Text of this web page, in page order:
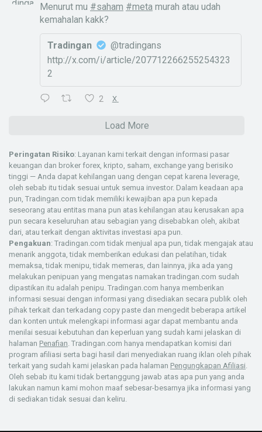
Menurut mu #saham #meta murah atau udah
kemahalan kakk?
Tradingan
@tradingans
http://x.com/i/article/207712266255254323
2
2 X
Load More
Peringatan Risiko: Layanan kami terkait dengan informasi pasar
keuangan dan broker forex, kripto, saham, exchange yang berisiko
tinggi — Anda dapat kehilangan uang dengan cepat karena leverage,
oleh sebab itu tidak sesuai untuk semua investor. Dalam keadaan apa
pun, Tradingan.com tidak memiliki kewajiban apa pun kepada
seseorang atau entitas mana pun atas kehilangan atau kerusakan apa
pun secara keseluruhan atau sebagian yang disebabkan oleh, akibat
dari, atau terkait dengan aktivitas investasi apa pun.
Pengakuan: Tradingan.com tidak menjual apa pun, tidak mengajak atau
menarik anggota, tidak memberikan edukasi dan pelatihan, tidak
memaksa, tidak menipu, tidak memeras, dan lainnya, jika ada yang
melakukan penipuan yang mengatas namakan tradingan.com sudah
dipastikan itu adalah penipu. Tradingan.com hanya memberikan
informasi sesuai dengan informasi yang disediakan secara publik oleh
pihak terkait dan terkadang copy paste dan mengedit beberapa artikel
dan konten untuk melengkapi informasi agar dapat membantu anda
menilai sesuai kebutuhan dan keperluan yang sudah kami jelaskan di
halaman Penafian. Tradingan.com hanya mendapatkan komisi dari
program afiliasi serta bagi hasil dari menyediakan ruang iklan oleh pihak
terkait yang sudah kami jelaskan pada halaman Pengungkapan Afiliasi.
Oleh sebab itu kami tidak bertanggung jawab atas apa pun yang anda
lakukan namun kami mohon maaf sebesar-besarnya jika informasi yang
di sediakan tidak sesuai dan keliru.